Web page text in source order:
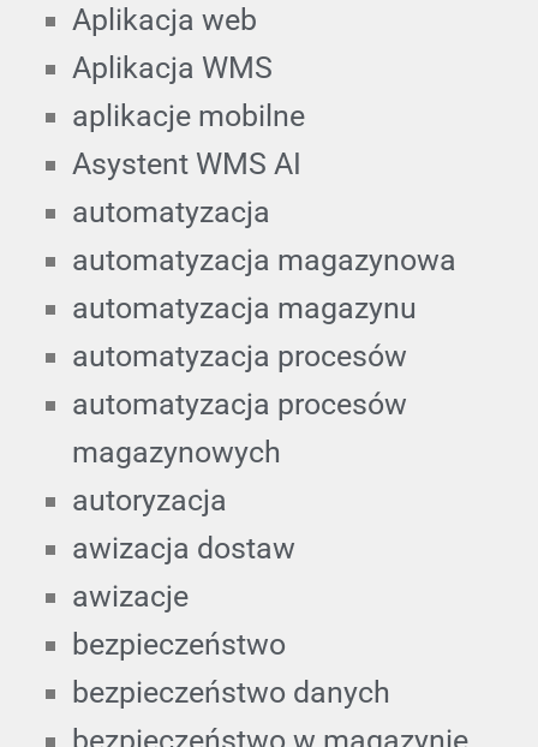
Aplikacja web
Aplikacja WMS
aplikacje mobilne
Asystent WMS AI
automatyzacja
automatyzacja magazynowa
automatyzacja magazynu
automatyzacja procesów
automatyzacja procesów
magazynowych
autoryzacja
awizacja dostaw
awizacje
bezpieczeństwo
bezpieczeństwo danych